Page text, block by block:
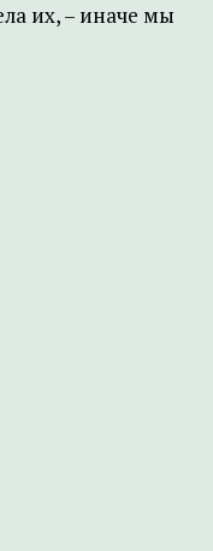
их, – иначе мы